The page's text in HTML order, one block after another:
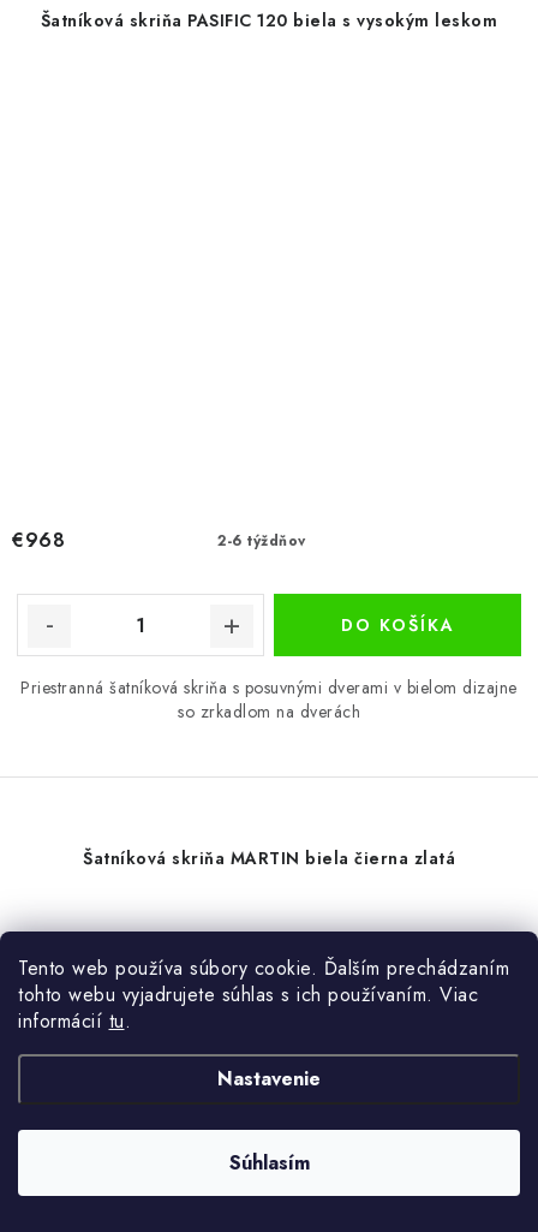
Tento web používa súbory cookie. Ďalším prechádzaním
tohto webu vyjadrujete súhlas s ich používaním. Viac
informácií tu.
Nastavenie
Súhlasím
Šatníková skriňa PASIFIC 120 biela s vysokým leskom
2-6 týždňov
€968
DO KOŠÍKA
Priestranná šatníková skriňa s posuvnými dverami v bielom dizajne
so zrkadlom na dverách
Šatníková skriňa MARTIN biela čierna zlatá